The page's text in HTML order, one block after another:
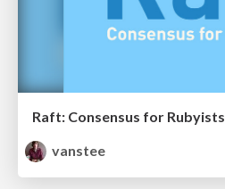
Raft: Consensus for Rubyists
vanstee